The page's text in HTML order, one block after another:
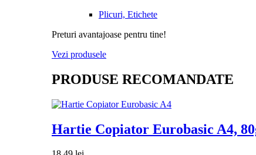
Plicuri, Etichete
Preturi avantajoase pentru tine!
Vezi produsele
PRODUSE RECOMANDATE
Hartie Copiator Eurobasic A4,